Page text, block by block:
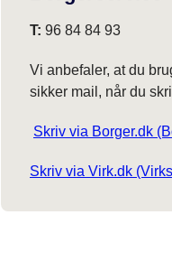
T: 96 84 84 93
Vi anbefaler, at du
sikker mail, når du
Skriv via Borger.dk
Skriv via Virk.dk